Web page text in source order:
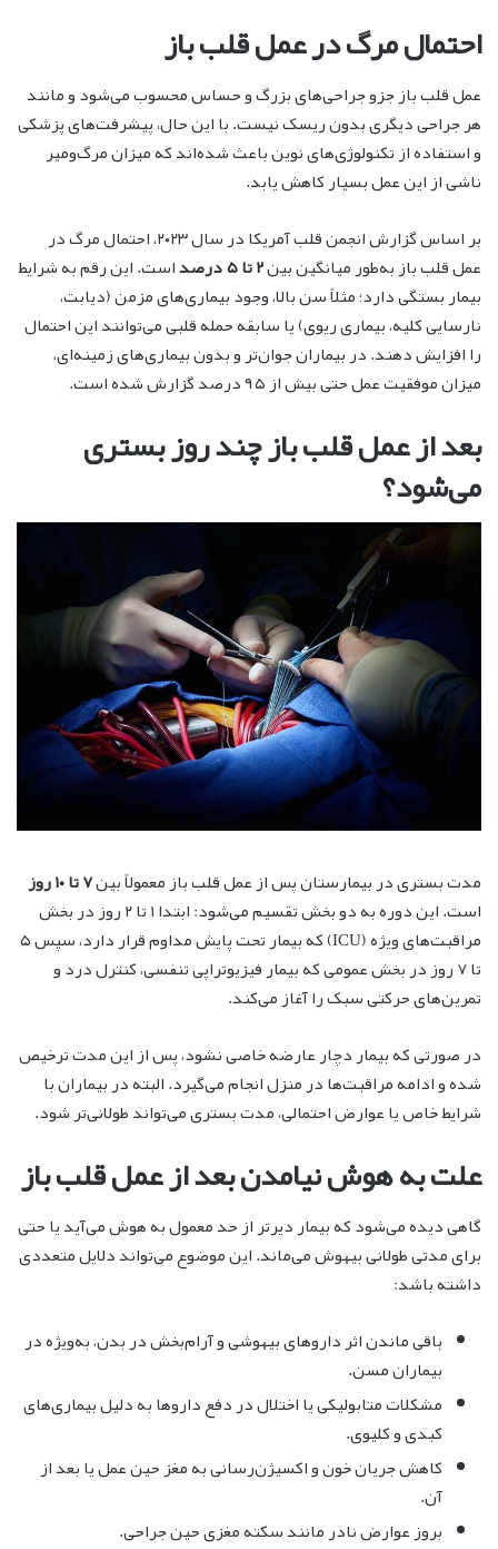
احتمال مرگ در عمل قلب باز
عمل قلب باز جزو جراحی‌های بزرگ و حساس محسوب می‌شود و مانند
هر جراحی دیگری بدون ریسک نیست. با این حال، پیشرفت‌های پزشکی
و استفاده از تکنولوژی‌های نوین باعث شده‌اند که میزان مرگ‌ومیر
ناشی از این عمل بسیار کاهش یابد.
بر اساس گزارش انجمن قلب آمریکا در سال ۲۰۲۳، احتمال مرگ در
عمل قلب باز به‌طور میانگین بین۲ تا ۵ درصد
است. این رقم به شرایط
بیمار بستگی دارد؛ مثلاً سن بالا، وجود بیماری‌های مزمن (دیابت،
نارسایی کلیه، بیماری ریوی) یا سابقه حمله قلبی می‌توانند این احتمال
را افزایش دهند. در بیماران جوان‌تر و بدون بیماری‌های زمینه‌ای،
میزان موفقیت عمل حتی بیش از ۹۵ درصد گزارش شده است.
بعد از عمل قلب باز چند روز بستری
می‌شود؟
مدت بستری در بیمارستان پس از عمل قلب باز معمولاً بین۷ تا ۱۰ روز
است. این دوره به دو بخش تقسیم می‌شود: ابتدا ۱ تا ۲ روز در بخش
مراقبت‌های ویژه (ICU) که بیمار تحت پایش مداوم قرار دارد، سپس ۵
تا ۷ روز در بخش عمومی که بیمار فیزیوتراپی تنفسی، کنترل درد و
تمرین‌های حرکتی سبک را آغاز می‌کند.
در صورتی که بیمار دچار عارضه خاصی نشود، پس از این مدت ترخیص
شده و ادامه مراقبت‌ها در منزل انجام می‌گیرد. البته در بیماران با
شرایط خاص یا عوارض احتمالی، مدت بستری می‌تواند طولانی‌تر شود.
علت به هوش نیامدن بعد از عمل قلب باز
گاهی دیده می‌شود که بیمار دیرتر از حد معمول به هوش می‌آید یا حتی
برای مدتی طولانی بیهوش می‌ماند. این موضوع می‌تواند دلایل متعددی
داشته باشد:
باقی ماندن اثر داروهای بیهوشی و آرام‌بخش در بدن، به‌ویژه در
بیماران مسن.
مشکلات متابولیکی یا اختلال در دفع داروها به دلیل بیماری‌های
کبدی و کلیوی.
کاهش جریان خون و اکسیژن‌رسانی به مغز حین عمل یا بعد از
آن.
بروز عوارض نادر مانند سکته مغزی حین جراحی.